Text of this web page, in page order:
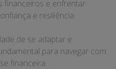
financeiros e enfrentar
e resiliência.
de se adaptar e
para navegar com
financeira.